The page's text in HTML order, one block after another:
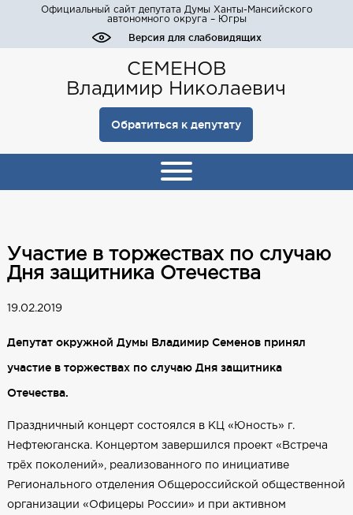
Официальный сайт депутата Думы Ханты-Мансийского
автономного округа – Югры
Версия для слабовидящих
СЕМЕНОВ
Владимир Николаевич
Обратиться к депутату
Участие в торжествах по случаю
Дня защитника Отечества
19.02.2019
Депутат окружной Думы Владимир Семенов принял
участие в торжествах по случаю Дня защитника
Отечества.
Праздничный концерт состоялся в КЦ «Юность» г.
Нефтеюганска. Концертом завершился проект «Встреча
трёх поколений», реализованного по инициативе
Регионального отделения Общероссийской общественной
организации «Офицеры России» и при активном